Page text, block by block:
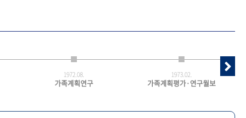
1972.08.
가족계획연구
1973.02.
가족계획평가·연구월보